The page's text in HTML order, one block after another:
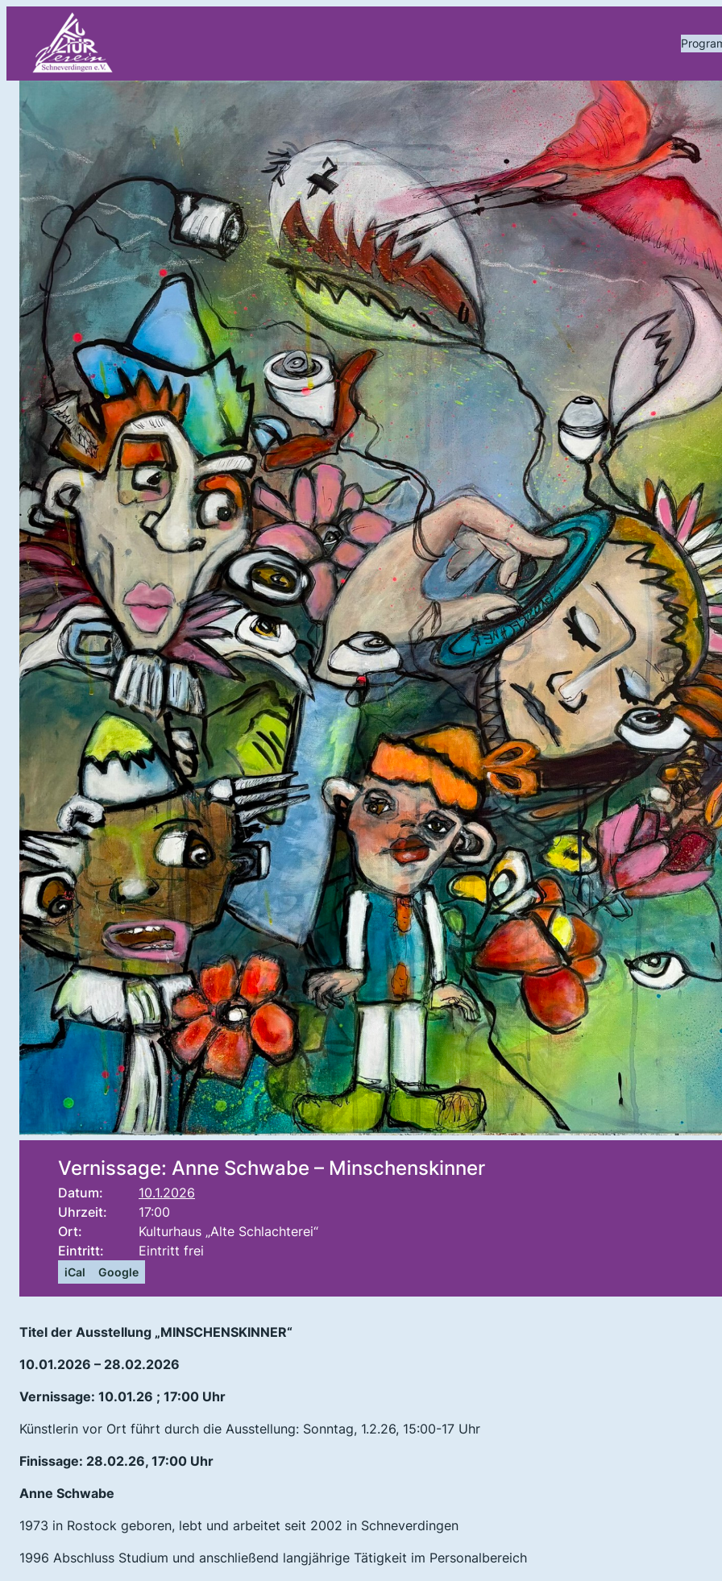
Vernissage: Anne Schwabe – Minschenskinner
Datum:
10.1.2026
Uhrzeit:
17:00
Ort:
Kulturhaus „Alte Schlachterei“
Eintritt:
Eintritt frei
iCal Google
Titel der Ausstellung „MINSCHENSKINNER“
10.01.2026 – 28.02.2026
Vernissage: 10.01.26 ; 17:00 Uhr
Künstlerin vor Ort führt durch die Ausstellung: Sonntag, 1.2.26, 15:00-17 Uhr
Finissage: 28.02.26, 17:00 Uhr
Anne Schwabe
1973 in Rostock geboren, lebt und arbeitet seit 2002 in Schneverdingen
1996 Abschluss Studium und anschließend langjährige Tätigkeit im Personalbereich